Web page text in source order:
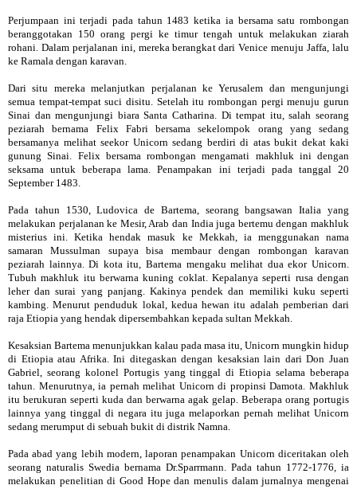
Perjumpaan ini terjadi pada tahun 1483 ketika ia bersama satu rombongan
beranggotakan 150 orang pergi ke timur tengah untuk melakukan ziarah
rohani. Dalam perjalanan ini, mereka berangkat dari Venice menuju Jaffa, lalu
ke Ramala dengan karavan.
Dari situ mereka melanjutkan perjalanan ke Yerusalem dan mengunjungi
semua tempat-tempat suci disitu. Setelah itu rombongan pergi menuju gurun
Sinai dan mengunjungi biara Santa Catharina. Di tempat itu, salah seorang
peziarah bernama Felix Fabri bersama sekelompok orang yang sedang
bersamanya melihat seekor Unicorn sedang berdiri di atas bukit dekat kaki
gunung Sinai. Felix bersama rombongan mengamati makhluk ini dengan
seksama untuk beberapa lama. Penampakan ini terjadi pada tanggal 20
September 1483.
Pada tahun 1530, Ludovica de Bartema, seorang bangsawan Italia yang
melakukan perjalanan ke Mesir, Arab dan India juga bertemu dengan makhluk
misterius ini. Ketika hendak masuk ke Mekkah, ia menggunakan nama
samaran Mussulman supaya bisa membaur dengan rombongan karavan
peziarah lainnya. Di kota itu, Bartema mengaku melihat dua ekor Unicorn.
Tubuh makhluk itu berwarna kuning coklat. Kepalanya seperti rusa dengan
leher dan surai yang panjang. Kakinya pendek dan memiliki kuku seperti
kambing. Menurut penduduk lokal, kedua hewan itu adalah pemberian dari
raja Etiopia yang hendak dipersembahkan kepada sultan Mekkah.
Kesaksian Bartema menunjukkan kalau pada masa itu, Unicorn mungkin hidup
di Etiopia atau Afrika. Ini ditegaskan dengan kesaksian lain dari Don Juan
Gabriel, seorang kolonel Portugis yang tinggal di Etiopia selama beberapa
tahun. Menurutnya, ia pernah melihat Unicorn di propinsi Damota. Makhluk
itu berukuran seperti kuda dan berwarna agak gelap. Beberapa orang portugis
lainnya yang tinggal di negara itu juga melaporkan pernah melihat Unicorn
sedang merumput di sebuah bukit di distrik Namna.
Pada abad yang lebih modern, laporan penampakan Unicorn diceritakan oleh
seorang naturalis Swedia bernama Dr.Sparrmann. Pada tahun 1772-1776, ia
melakukan penelitian di Good Hope dan menulis dalam jurnalnya mengenai